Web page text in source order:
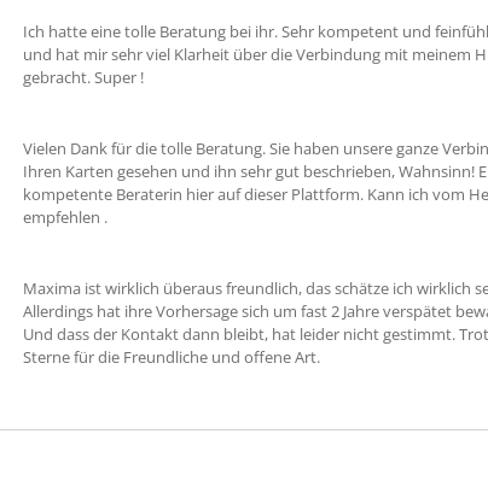
Ich hatte eine tolle Beratung bei ihr. Sehr kompetent und
und hat mir sehr viel Klarheit über die Verbindung mit meinem
gebracht. Super !
Vielen Dank für die tolle Beratung. Sie haben unsere ganze
Ihren Karten gesehen und ihn sehr gut beschrieben, Wahnsinn!
kompetente Beraterin hier auf dieser Plattform. Kann ich vom
empfehlen .
Maxima ist wirklich überaus freundlich, das schätze ich wirklich
Allerdings hat ihre Vorhersage sich um fast 2 Jahre verspätet
Und dass der Kontakt dann bleibt, hat leider nicht gestimmt.
Sterne für die Freundliche und offene Art.